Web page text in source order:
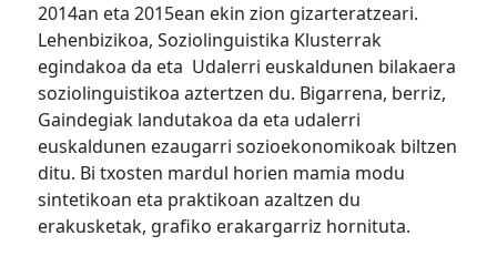
2014an eta 2015ean ekin zion gizarteratzeari.
Lehenbizikoa, Soziolinguistika Klusterrak
egindakoa da eta Udalerri euskaldunen bilakaera
soziolinguistikoa aztertzen du. Bigarrena, berriz,
Gaindegiak landutakoa da eta udalerri
euskaldunen ezaugarri sozioekonomikoak biltzen
ditu. Bi txosten mardul horien mamia modu
sintetikoan eta praktikoan azaltzen du
erakusketak, grafiko erakargarriz hornituta.